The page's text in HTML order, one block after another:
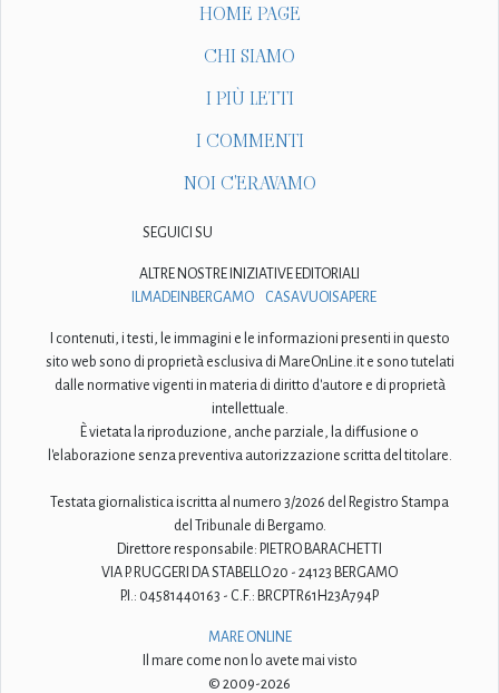
HOME PAGE
CHI SIAMO
I PIÙ LETTI
I COMMENTI
NOI C'ERAVAMO
SEGUICI SU
ALTRE NOSTRE INIZIATIVE EDITORIALI
ILMADEINBERGAMO
CASAVUOISAPERE
I contenuti, i testi, le immagini e le informazioni presenti in questo
sito web sono di proprietà esclusiva di MareOnLine.it e sono tutelati
dalle normative vigenti in materia di diritto d'autore e di proprietà
intellettuale.
È vietata la riproduzione, anche parziale, la diffusione o
l'elaborazione senza preventiva autorizzazione scritta del titolare.
Testata giornalistica iscritta al numero 3/2026 del Registro Stampa
del Tribunale di Bergamo.
Direttore responsabile: PIETRO BARACHETTI
VIA P. RUGGERI DA STABELLO 20 - 24123 BERGAMO
P.I.: 04581440163 - C.F.: BRCPTR61H23A794P
MARE ONLINE
Il mare come non lo avete mai visto
© 2009-2026